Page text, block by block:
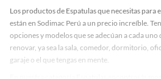
Los productos de Espatulas que necesitas para
están en Sodimac Perú a un precio increíble.
opciones y modelos que se adecúan a cada uno
renovar, ya sea la sala, comedor, dormitorio,
garaje o el que tengas en mente.